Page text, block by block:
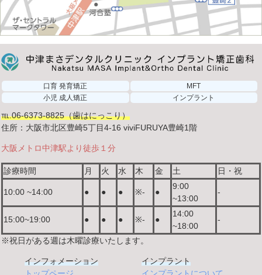
口育 発育矯正
MFT
小児 成人矯正
インプラント
℡.06-6373-8825（歯はにっこり）
住所：大阪市北区豊崎5丁目4-16 viviFURUYA豊崎1階
大阪メトロ中津駅より徒歩１分
診療時間 月 火 水 木 金 土 日・祝
10:00 ~14:00 ● ● ● ※- ●
9:00
~13:00
-
15:00~19:00 ● ● ● ※- ●
14:00
~18:00
-
※祝日がある週は木曜診療いたします。
インフォメーション
トップページ
インプラント
インプラントについて